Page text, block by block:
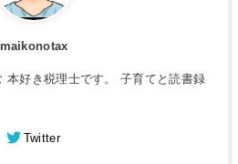
maikonotax
本好き税理士です。 子育てと読書録
Twitter